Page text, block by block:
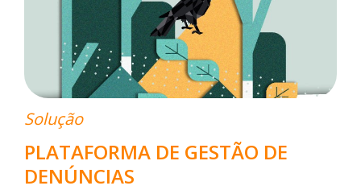
Solução
PLATAFORMA DE GESTÃO DE
DENÚNCIAS